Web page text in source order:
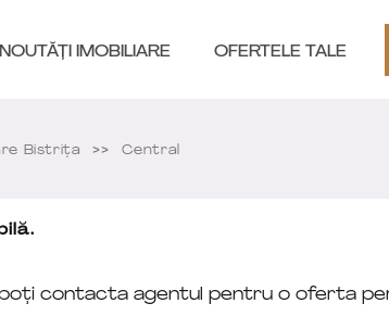
NOUTĂȚI IMOBILIARE OFERTELE TALE
Bistriţa Central
contacta agentul pentru o oferta